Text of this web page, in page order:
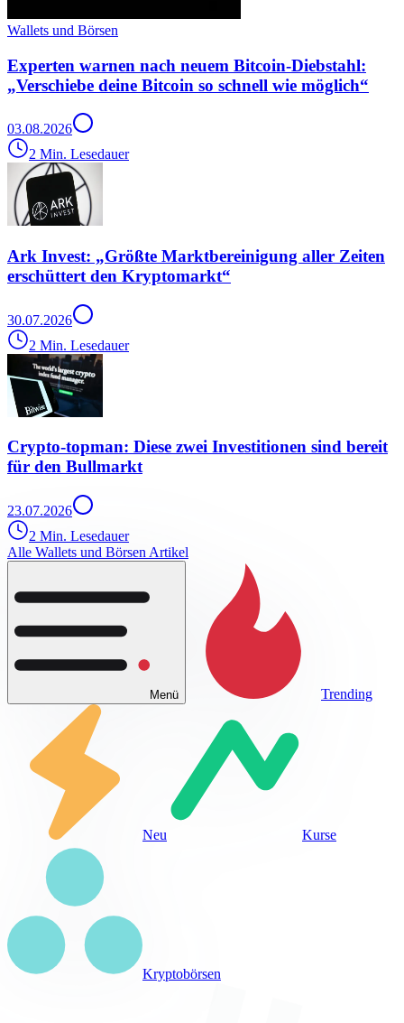
Wallets und Börsen
Experten warnen nach neuem Bitcoin-Diebstahl:
„Verschiebe deine Bitcoin so schnell wie möglich“
03.08.2026
2 Min. Lesedauer
Ark Invest: „Größte Marktbereinigung aller Zeiten
erschüttert den Kryptomarkt“
30.07.2026
2 Min. Lesedauer
Crypto-topman: Diese zwei Investitionen sind bereit
für den Bullmarkt
23.07.2026
2 Min. Lesedauer
Alle Wallets und Börsen Artikel
Menü Trending
Neu Kurse
Kryptobörsen